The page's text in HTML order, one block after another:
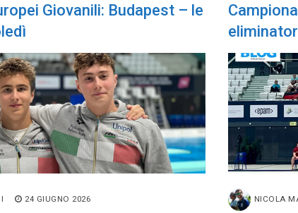
Giovanili: Budapest – le
24 GIUGNO 2026 NICOLA